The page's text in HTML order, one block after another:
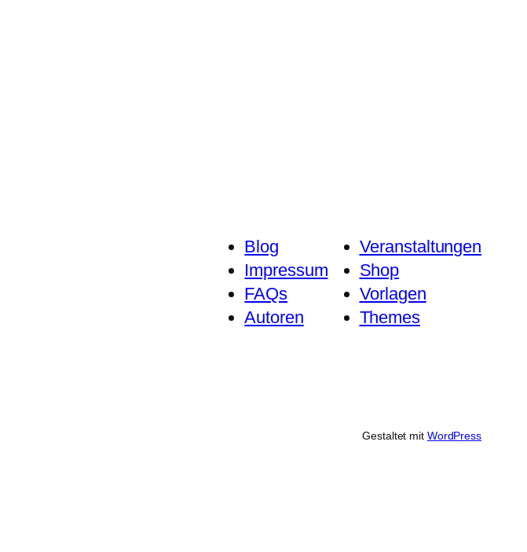
Blog
Impressum
FAQs
Autoren
Veranstaltungen
Shop
Vorlagen
Themes
Gestaltet mit WordPress